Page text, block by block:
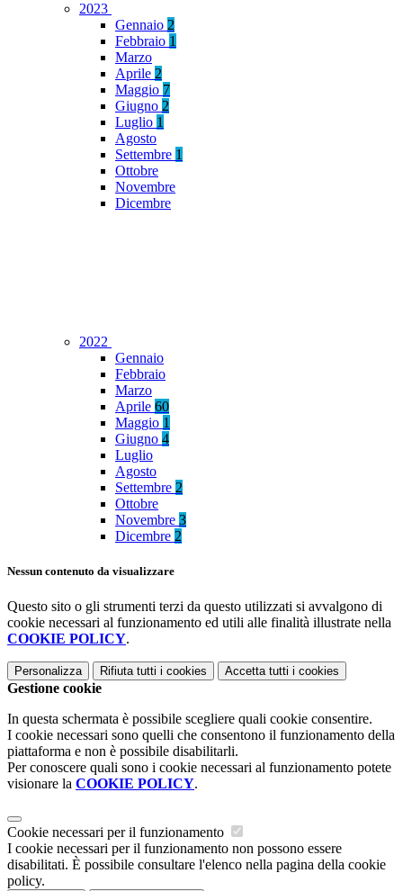
2023
Gennaio 2
Febbraio 1
Marzo
Aprile 2
Maggio 7
Giugno 2
Luglio 1
Agosto
Settembre 1
Ottobre
Novembre
Dicembre
2022
Gennaio
Febbraio
Marzo
Aprile 60
Maggio 1
Giugno 4
Luglio
Agosto
Settembre 2
Ottobre
Novembre 3
Dicembre 2
Nessun contenuto da visualizzare
Questo sito o gli strumenti terzi da questo utilizzati si avvalgono di
cookie necessari al funzionamento ed utili alle finalità illustrate nella
COOKIE POLICY.
Personalizza Rifiuta tutti i cookies Accetta tutti i cookies
Gestione cookie
In questa schermata è possibile scegliere quali cookie consentire.
I cookie necessari sono quelli che consentono il funzionamento della
piattaforma e non è possibile disabilitarli.
Per conoscere quali sono i cookie necessari al funzionamento potete
visionare la COOKIE POLICY.
Cookie necessari per il funzionamento
I cookie necessari per il funzionamento non possono essere
disabilitati. È possibile consultare l'elenco nella pagina della cookie
policy.